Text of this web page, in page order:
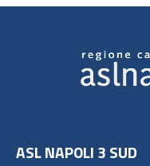
ASL NAPOLI 3 SUD